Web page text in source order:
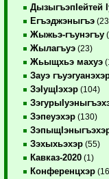
ДызыгъэпIейтей
Егъэджэныгъэ
Жыжьэ-гъунэгъу
Жылагъуэ (23)
Жьыщхьэ махуэ
Зауэ
ЗэIущIэхэр (104)
Зэпеуэхэр (130)
Зэхыхьэхэр (55)
Кавказ-2020 (1)
Конференцхэр